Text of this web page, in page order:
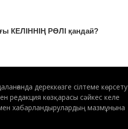
КЕЛІННІҢ РӨЛІ қандай?
дереккөзге сілтеме көрсету
редакция көзқарасы сәйкес келе
хабарландырулардың мазмұнына